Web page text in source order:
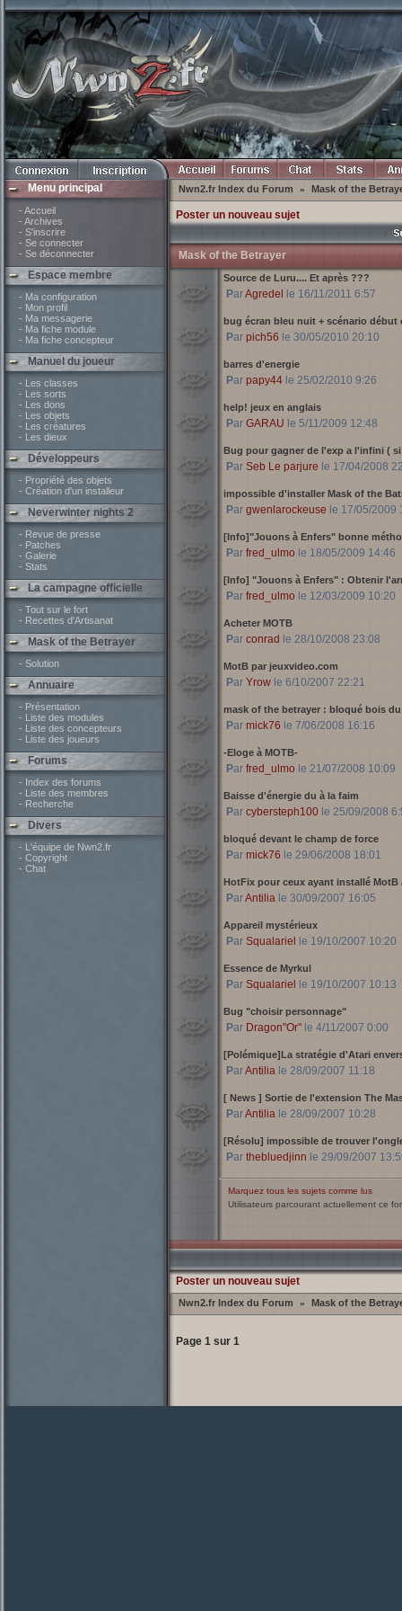
Menu principal
- Accueil
- Archives
- S'inscrire
- Se connecter
- Se déconnecter
Espace membre
- Ma configuration
- Mon profil
- Ma messagerie
- Ma fiche module
- Ma fiche concepteur
Manuel du joueur
- Les classes
- Les sorts
- Les dons
- Les objets
- Les créatures
- Les dieux
Développeurs
- Propriété des objets
- Création d'un installeur
Neverwinter nights 2
- Revue de presse
- Patches
- Galerie
- Stats
La campagne officielle
- Tout sur le fort
- Recettes d'Artisanat
Mask of the Betrayer
- Solution
Annuaire
- Présentation
- Liste des modules
- Liste des concepteurs
- Liste des joueurs
Forums
- Index des forums
- Liste des membres
- Recherche
Divers
- L'équipe de Nwn2.fr
- Copyright
- Chat
Nwn2.fr Index du Forum » Mask of the
Poster un nouveau sujet
Mask of the Betrayer
Source de Luru.... Et après ???
ParAgredel le 16/11/2011 6:57
bug écran bleu nuit + scénario début
Par pich56 le 30/05/2010 20:10
barres d'energie
Par papy44le 25/02/2010 9:26
help! jeux en anglais
Par GARAU le 5/11/2009 12:48
Bug pour gagner de l'exp a l'infini (
Par Seb Le parjure le 17/04/2008
impossible d'installer Mask of the
Par gwenlarockeuse le 17/05/2009
[Info]"Jouons à Enfers" bonne
Par fred_ulmo le 18/05/2009 14:46
[Info] "Jouons à Enfers" : Obtenir
Par fred_ulmo le 12/03/2009 10:20
Acheter MOTB
Par conrad le 28/10/2008 23:08
MotB par jeuxvideo.com
Par Yrowle 6/10/2007 22:21
mask of the betrayer : bloqué bois
Par mick76 le 7/06/2008 16:16
-Eloge à MOTB-
Par fred_ulmo le 21/07/2008 10:09
Baisse d'énergie du à la faim
Par cybersteph100le 25/09/2008
bloqué devant le champ de force
Par mick76 le 29/06/2008 18:01
HotFix pour ceux ayant installé MotB
ParAntiliale 30/09/2007 16:05
Appareil mystérieux
Par Squalariel le 19/10/2007 10:20
Essence de Myrkul
Par Squalariel le 19/10/2007 10:13
Bug "choisir personnage"
Par Dragon"Or"le 4/11/2007 0:00
[Polémique]La stratégie d'Atari
ParAntiliale 28/09/2007 11:18
[ News ] Sortie de l'extension The
ParAntiliale 28/09/2007 10:28
[Résolu] impossible de trouver
Par thebluedjinn le 29/09/2007
Marquez tous les sujets comme lus
Utilisateurs parcourant actuellement ce
Poster un nouveau sujet
Nwn2.fr Index du Forum » Mask of the
Page 1sur 1